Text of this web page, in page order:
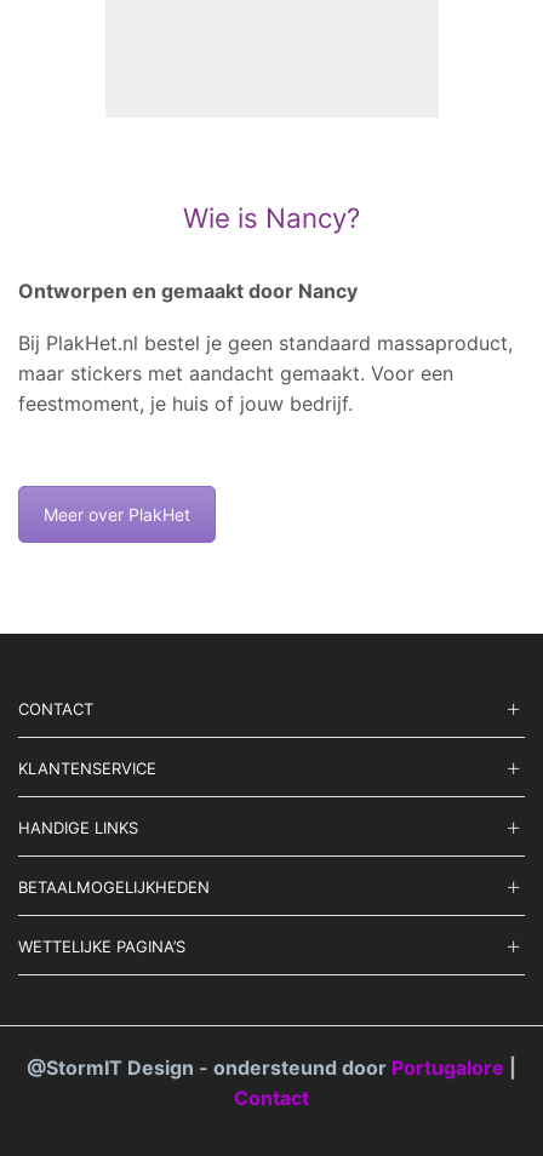
Wie is Nancy?
Ontworpen en gemaakt door Nancy
Bij PlakHet.nl bestel je geen standaard massaproduct,
maar stickers met aandacht gemaakt. Voor een
feestmoment, je huis of jouw bedrijf.
Meer over PlakHet
CONTACT
KLANTENSERVICE
HANDIGE LINKS
BETAALMOGELIJKHEDEN
WETTELIJKE PAGINA’S
@StormIT Design - ondersteund door Portugalore
Contact